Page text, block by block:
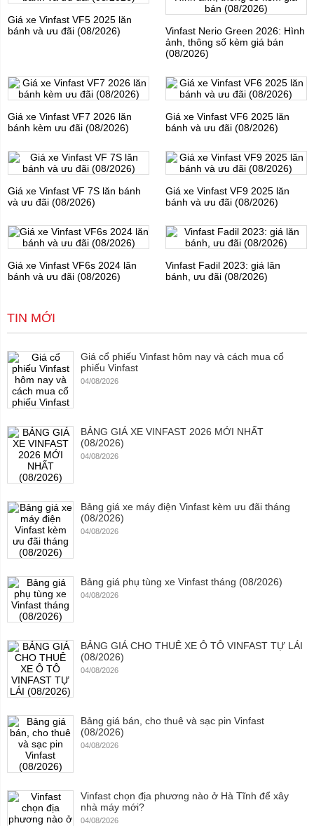
Giá xe Vinfast VF5 2025 lăn
bánh và ưu đãi (08/2026)
Vinfast Nerio Green 2026: Hình
ảnh, thông số kèm giá bán
(08/2026)
Giá xe Vinfast VF7 2026 lăn
bánh kèm ưu đãi (08/2026)
Giá xe Vinfast VF6 2025 lăn
bánh và ưu đãi (08/2026)
Giá xe Vinfast VF 7S lăn bánh
và ưu đãi (08/2026)
Giá xe Vinfast VF9 2025 lăn
bánh và ưu đãi (08/2026)
Giá xe Vinfast VF6s 2024 lăn
bánh và ưu đãi (08/2026)
Vinfast Fadil 2023: giá lăn
bánh, ưu đãi (08/2026)
TIN MỚI
Giá cổ phiếu Vinfast hôm nay và cách mua cổ
phiếu Vinfast
04/08/2026
BẢNG GIÁ XE VINFAST 2026 MỚI NHẤT
(08/2026)
04/08/2026
Bảng giá xe máy điện Vinfast kèm ưu đãi tháng
(08/2026)
04/08/2026
Bảng giá phụ tùng xe Vinfast tháng (08/2026)
04/08/2026
BẢNG GIÁ CHO THUÊ XE Ô TÔ VINFAST TỰ LÁI
(08/2026)
04/08/2026
Bảng giá bán, cho thuê và sạc pin Vinfast
(08/2026)
04/08/2026
Vinfast chọn địa phương nào ở Hà Tĩnh để xây
nhà máy mới?
04/08/2026